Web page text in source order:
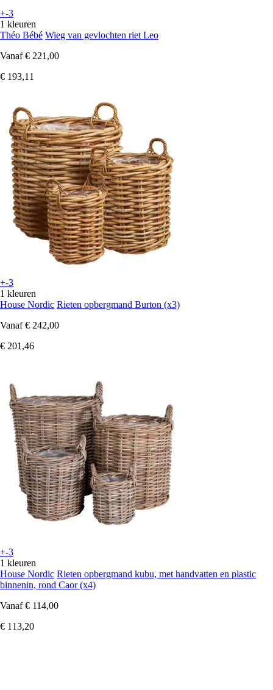
+-3
1 kleuren
Théo Bébé Wieg van gevlochten riet Leo
Vanaf € 221,00
€ 193,11
+-3
1 kleuren
House Nordic Rieten opbergmand Burton (x3)
Vanaf € 242,00
€ 201,46
+-3
1 kleuren
House Nordic Rieten opbergmand kubu, met handvatten en plastic
binnenin, rond Caor (x4)
Vanaf € 114,00
€ 113,20